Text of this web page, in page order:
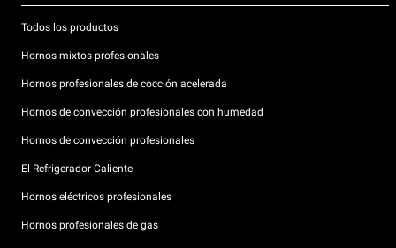
Todos los productos
Hornos mixtos profesionales
Hornos profesionales de cocción acelerada
Hornos de convección profesionales con humedad
Hornos de convección profesionales
El Refrigerador Caliente
Hornos eléctricos profesionales
Hornos profesionales de gas